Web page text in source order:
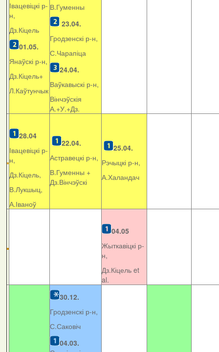
Івацевіцкі р-
н,
Дз.Кіцель
01.05.
Янаўскі р-н,
Дз.Кіцель+
Л.Каўтунчык
В.Гуменны
23.04.
Гродзенскі р-н,
С.Чарапіца
24.04.
Ваўкавыскі р-н,
Вінчэўскія
А.+У.+Дз.
28.04
Івацевіцкі р-
н,
Дз.Кіцель,
В.Лукшыц,
А.Іваноў
22.04.
Астравецкі р-н,
В.Гуменны +
Дз.Вінчэўскі
25.04.
Рэчыцкі р-н,
А.Халандач
04.05
Жыткавіцкі р-
н,
Дз.Кіцель et
al.
30.12.
Гродзенскі р-н,
С.Саковіч
04.03.